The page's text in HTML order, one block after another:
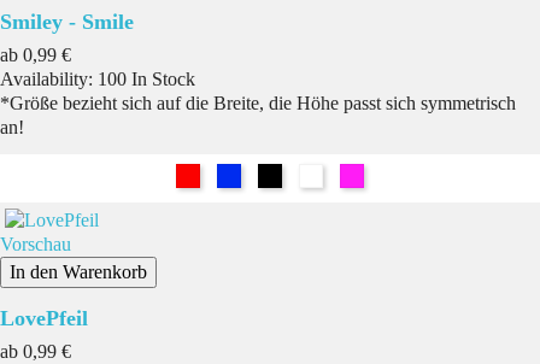
Smiley - Smile
ab Preis
0,99 €
Availability: 100 In Stock
*Größe bezieht sich auf die Breite, die Höhe passt sich symmetrisch
an!
Vorschau
In den Warenkorb
LovePfeil
ab Preis
0,99 €